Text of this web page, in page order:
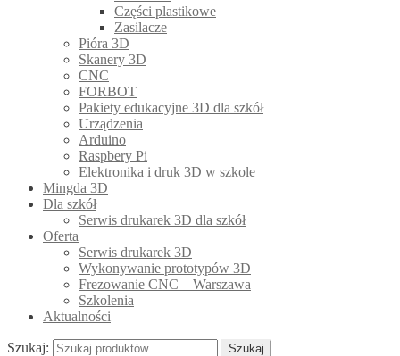
Części plastikowe
Zasilacze
Pióra 3D
Skanery 3D
CNC
FORBOT
Pakiety edukacyjne 3D dla szkół
Urządzenia
Arduino
Raspbery Pi
Elektronika i druk 3D w szkole
Mingda 3D
Dla szkół
Serwis drukarek 3D dla szkół
Oferta
Serwis drukarek 3D
Wykonywanie prototypów 3D
Frezowanie CNC – Warszawa
Szkolenia
Aktualności
Szukaj:
Szukaj